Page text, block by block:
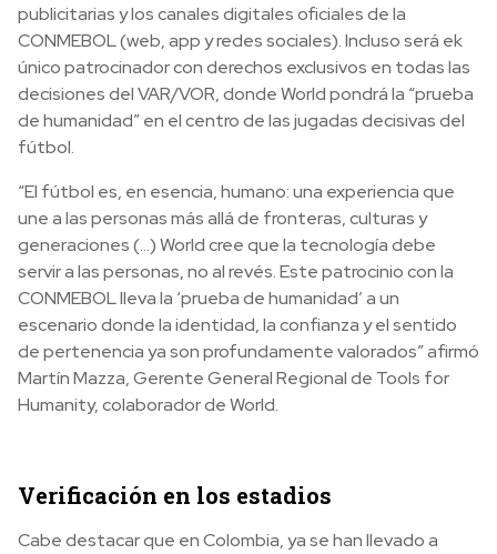
publicitarias y los canales digitales oficiales de la
CONMEBOL (web, app y redes sociales). Incluso será ek
único patrocinador con derechos exclusivos en todas las
decisiones del VAR/VOR, donde World pondrá la “prueba
de humanidad” en el centro de las jugadas decisivas del
fútbol.
“El fútbol es, en esencia, humano: una experiencia que
une a las personas más allá de fronteras, culturas y
generaciones (...) World cree que la tecnología debe
servir a las personas, no al revés. Este patrocinio con la
CONMEBOL lleva la ‘prueba de humanidad’ a un
escenario donde la identidad, la confianza y el sentido
de pertenencia ya son profundamente valorados” afirmó
Martín Mazza, Gerente General Regional de Tools for
Humanity, colaborador de World.
Verificación en los estadios
Cabe destacar que en Colombia, ya se han llevado a